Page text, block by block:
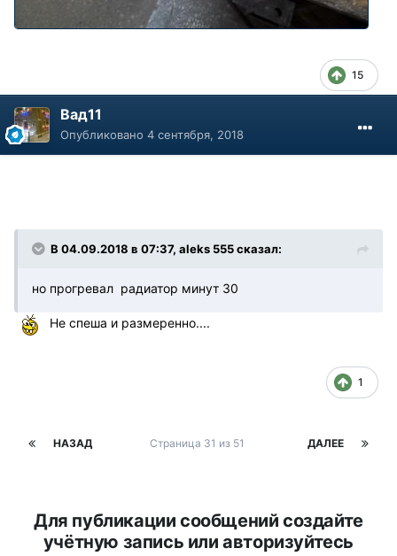
15
Вад11
Опубликовано 4 сентября, 2018
В 04.09.2018 в 07:37, aleks 555 сказал:
но прогревал радиатор минут 30
Не спеша и размеренно....
1
НАЗАД ДАЛЕЕ
Страница 31 из 51
Для публикации сообщений создайте
учётную запись или авторизуйтесь